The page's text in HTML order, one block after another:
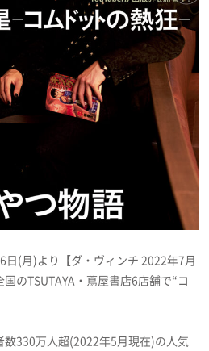
日(月)より【ダ・ヴィンチ 2022年7月
のTSUTAYA・蔦屋書店6店舗で“コ
数330万人超(2022年5月現在)の人気